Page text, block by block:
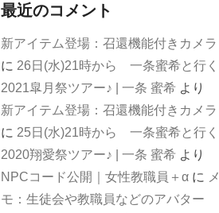
最近のコメント
新アイテム登場：召還機能付きカメラ
に 26日(水)21時から 一条蜜希と行く
2021皐月祭ツアー♪ | 一条 蜜希 より
新アイテム登場：召還機能付きカメラ
に 25日(水)21時から 一条蜜希と行く
2020翔愛祭ツアー♪ | 一条 蜜希 より
NPCコード公開｜女性教職員＋α に メ
モ：生徒会や教職員などのアバター